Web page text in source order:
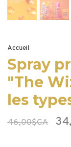
Accueil
Spray
"The
les
46,00$CA